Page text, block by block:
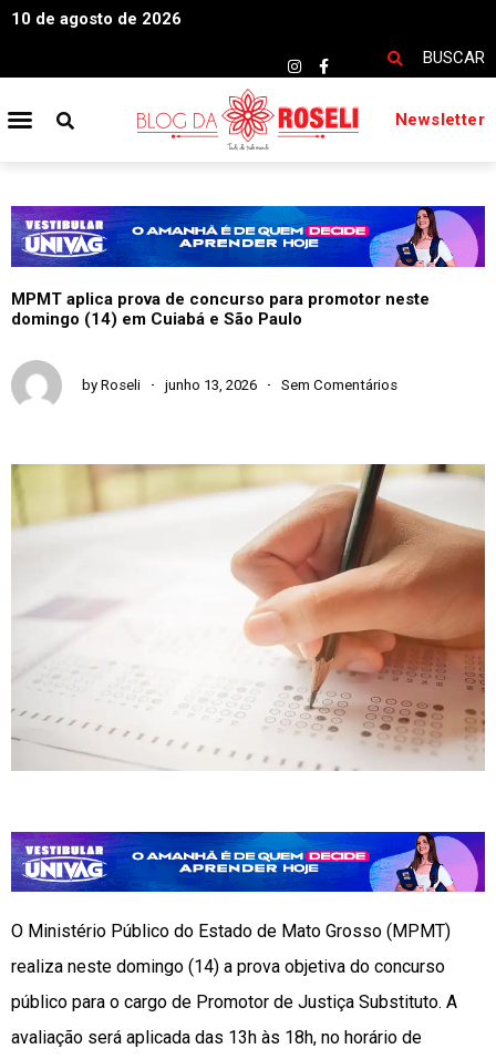
10 de agosto de 2026
BUSCAR
Newsletter
MPMT aplica prova de concurso para promotor neste
domingo (14) em Cuiabá e São Paulo
by Roseli junho 13, 2026 Sem Comentários
O Ministério Público do Estado de Mato Grosso (MPMT)
realiza neste domingo (14) a prova objetiva do concurso
público para o cargo de Promotor de Justiça Substituto. A
avaliação será aplicada das 13h às 18h, no horário de